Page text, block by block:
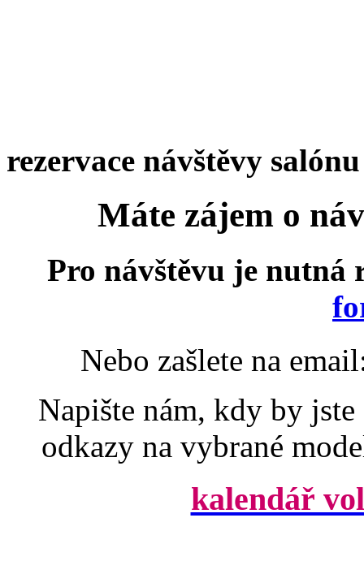
rezervace návštěvy salónu
Máte zájem o
Pro návštěvu je nutná
Nebo zašlete na
Napište nám, kdy by
odkazy na vybrané
kalendář